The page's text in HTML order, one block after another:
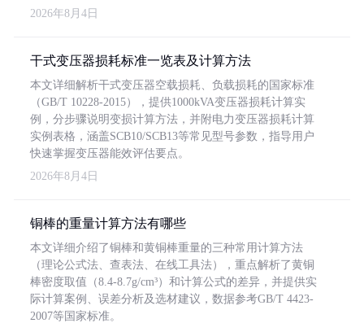
2026年8月4日
干式变压器损耗标准一览表及计算方法
本文详细解析干式变压器空载损耗、负载损耗的国家标准
（GB/T 10228-2015），提供1000kVA变压器损耗计算实
例，分步骤说明变损计算方法，并附电力变压器损耗计算
实例表格，涵盖SCB10/SCB13等常见型号参数，指导用户
快速掌握变压器能效评估要点。
2026年8月4日
铜棒的重量计算方法有哪些
本文详细介绍了铜棒和黄铜棒重量的三种常用计算方法
（理论公式法、查表法、在线工具法），重点解析了黄铜
棒密度取值（8.4-8.7g/cm³）和计算公式的差异，并提供实
际计算案例、误差分析及选材建议，数据参考GB/T 4423-
2007等国家标准。